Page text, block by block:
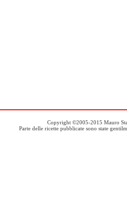
Copyright ©2005-2015 Mauro
Parte delle ricette pubblicate sono state